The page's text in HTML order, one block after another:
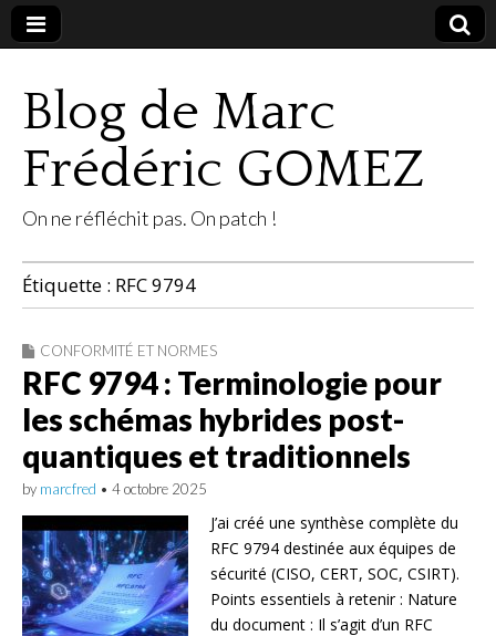
Blog de Marc
Frédéric GOMEZ
On ne réfléchit pas. On patch !
Étiquette : RFC 9794
CONFORMITÉ ET NORMES
RFC 9794 : Terminologie pour
les schémas hybrides post-
quantiques et traditionnels
by marcfred • 4 octobre 2025
J’ai créé une synthèse complète du
RFC 9794 destinée aux équipes de
sécurité (CISO, CERT, SOC, CSIRT).
Points essentiels à retenir : Nature
du document : Il s’agit d’un RFC